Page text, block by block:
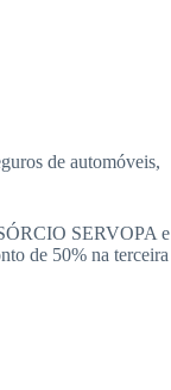
de automóveis,
SERVOPA e
de 50% na terceira